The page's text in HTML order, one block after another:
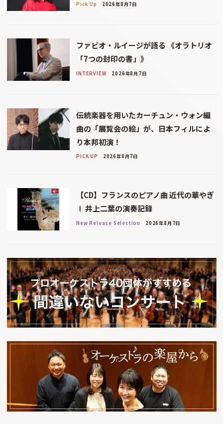
Pick Up 2026年8月7日
ファビオ・ルイージが語る 《オラトリオ
「7つの封印の書」》
INTERVIEW 2026年8月7日
伝統楽器を用いたカーチュン・ウォン編
曲の「展覧会の絵」が、日本フィルによ
り本邦初演！
PICK UP 2026年8月7日
【CD】フランスのピアノ曲 近代の華やぎ
Ⅰ 井上二葉の演奏記録
New Release Selection 2026年8月7日